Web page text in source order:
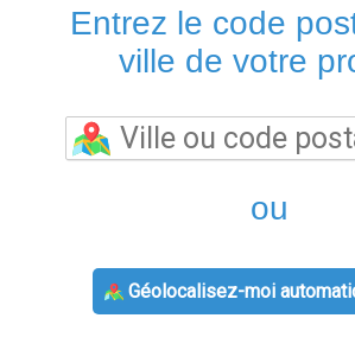
Entrez le code
ville de votre
ou
Géolocalisez-moi